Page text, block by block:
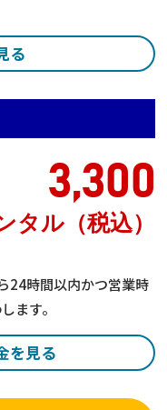
る
3,300
タル（税込）
24時間以内かつ営業時
ます。
を見る